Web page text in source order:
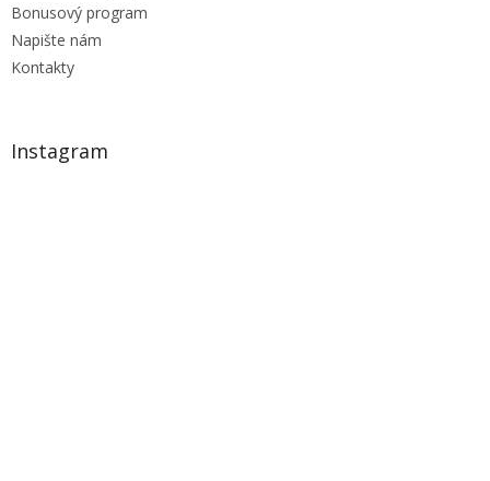
Bonusový program
Napište nám
Kontakty
Instagram